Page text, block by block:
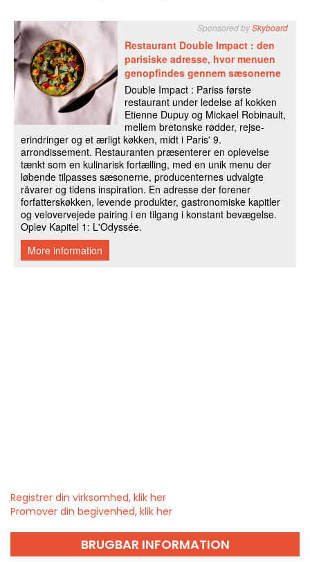
Registrer din virksomhed, klik her
Promover din begivenhed, klik her
BRUGBAR INFORMATION